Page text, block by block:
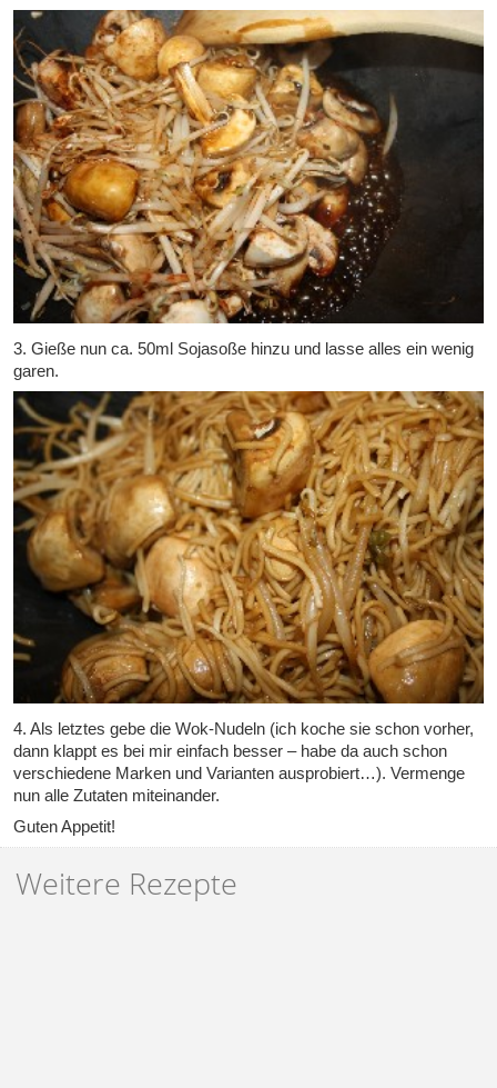
3. Gieße nun ca. 50ml Sojasoße hinzu und lasse alles ein wenig
garen.
4. Als letztes gebe die Wok-Nudeln (ich koche sie schon vorher,
dann klappt es bei mir einfach besser – habe da auch schon
verschiedene Marken und Varianten ausprobiert…). Vermenge
nun alle Zutaten miteinander.
Guten Appetit!
Weitere Rezepte